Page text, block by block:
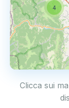
4
Clicca sui